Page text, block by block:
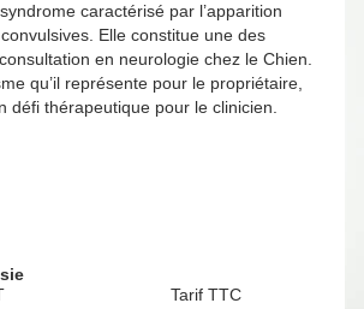
caractérisé par l’apparition
Elle constitue une des
en neurologie chez le Chien.
qu’il représente pour le propriétaire,
défi thérapeutique pour le clinicien.
Tarif TTC